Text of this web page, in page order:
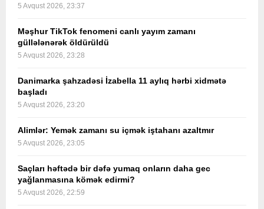
5 Avqust 2026, 23:37
Məşhur TikTok fenomeni canlı yayım zamanı
güllələnərək öldürüldü
5 Avqust 2026, 23:28
Danimarka şahzadəsi İzabella 11 aylıq hərbi xidmətə
başladı
5 Avqust 2026, 23:20
Alimlər: Yemək zamanı su içmək iştahanı azaltmır
5 Avqust 2026, 23:05
Saçları həftədə bir dəfə yumaq onların daha gec
yağlanmasına kömək edirmi?
5 Avqust 2026, 22:59